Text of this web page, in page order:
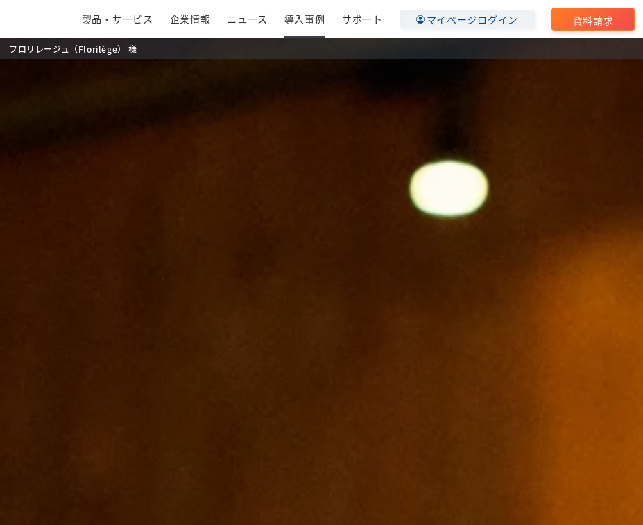
製品・サービス 企業情報 ニュース 導入事例 サポート マイページログイン 資料請求
フロリレージュ（Florilège） 様